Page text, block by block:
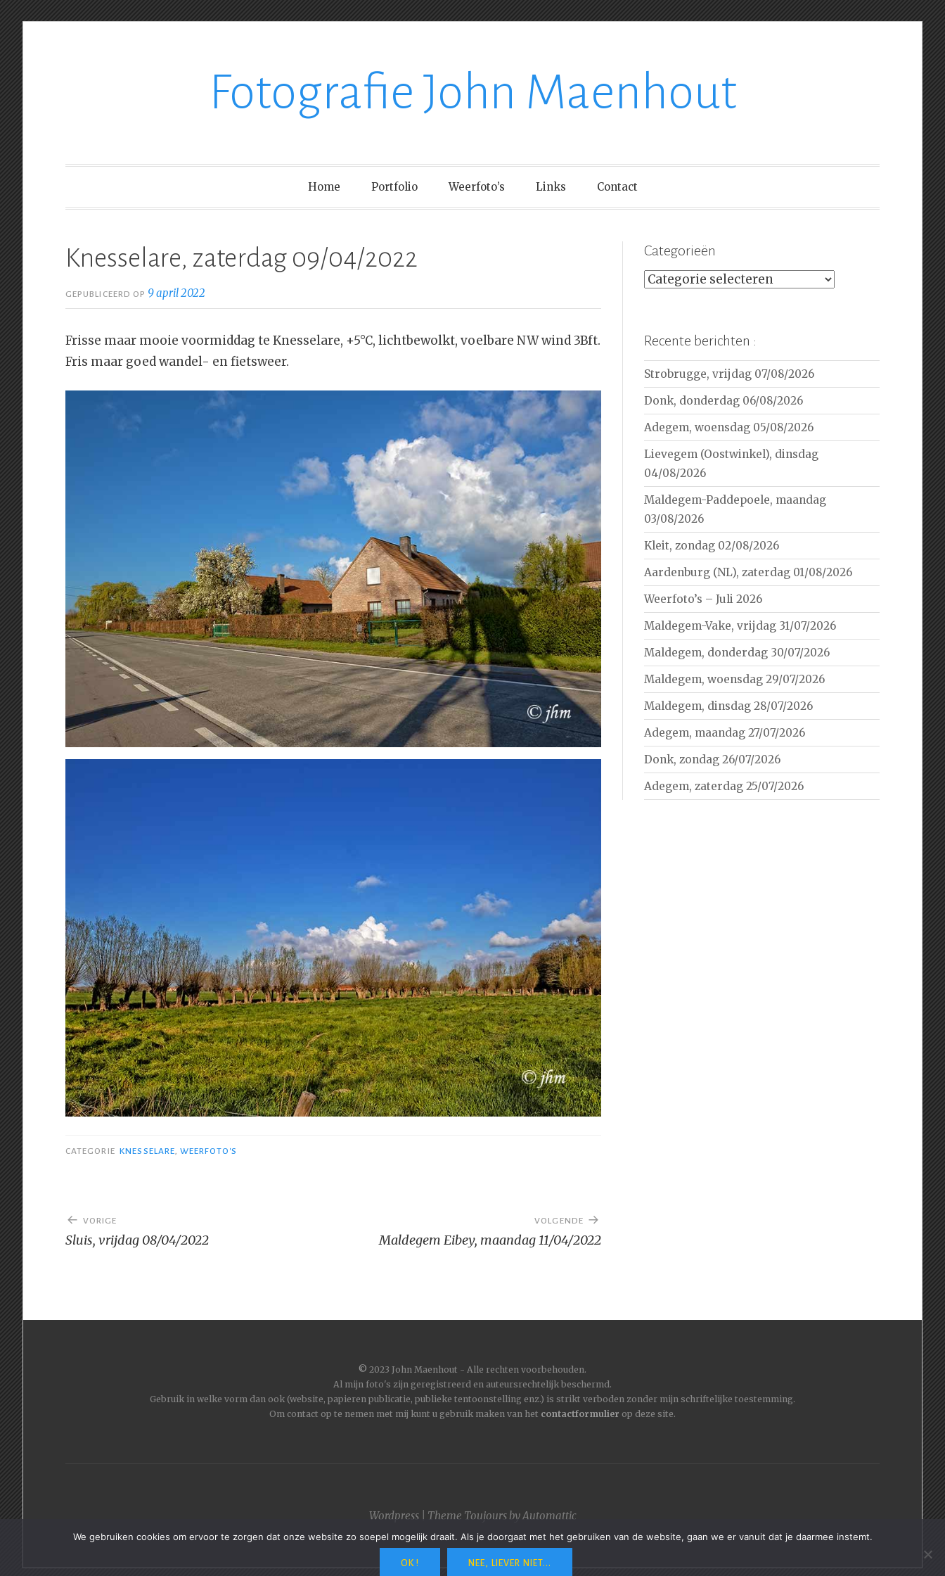
Fotografie John Maenhout
Home Portfolio Weerfoto’s Links Contact
Knesselare, zaterdag 09/04/2022
GEPUBLICEERD OP 9 april 2022
Frisse maar mooie voormiddag te Knesselare, +5°C, lichtbewolkt, voelbare NW wind 3Bft.
Fris maar goed wandel- en fietsweer.
CATEGORIE KNESSELARE,WEERFOTO'S
Bericht
navigatie
VORIGE
Sluis, vrijdag 08/04/2022
VOLGENDE
Maldegem Eibey, maandag 11/04/2022
Categorieën
Categorieën
Recente berichten :
Strobrugge, vrijdag 07/08/2026
Donk, donderdag 06/08/2026
Adegem, woensdag 05/08/2026
Lievegem (Oostwinkel), dinsdag
04/08/2026
Maldegem-Paddepoele, maandag
03/08/2026
Kleit, zondag 02/08/2026
Aardenburg (NL), zaterdag 01/08/2026
Weerfoto’s – Juli 2026
Maldegem-Vake, vrijdag 31/07/2026
Maldegem, donderdag 30/07/2026
Maldegem, woensdag 29/07/2026
Maldegem, dinsdag 28/07/2026
Adegem, maandag 27/07/2026
Donk, zondag 26/07/2026
Adegem, zaterdag 25/07/2026
© 2023 John Maenhout - Alle rechten voorbehouden.
Al mijn foto's zijn geregistreerd en auteursrechtelijk beschermd.
Gebruik in welke vorm dan ook (website, papieren publicatie, publieke tentoonstelling enz.) is strikt verboden zonder mijn schriftelijke toestemming.
Om contact op te nemen met mij kunt u gebruik maken van het contactformulier op deze site.
Wordpress| Theme ToujoursbyAutomattic
We gebruiken cookies om ervoor te zorgen dat onze website zo soepel mogelijk draait. Als je doorgaat met het gebruiken van de website, gaan we er vanuit dat je daarmee instemt.
OK ! NEE, LIEVER NIET...